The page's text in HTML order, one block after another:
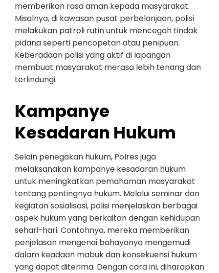
memberikan rasa aman kepada masyarakat.
Misalnya, di kawasan pusat perbelanjaan, polisi
melakukan patroli rutin untuk mencegah tindak
pidana seperti pencopetan atau penipuan.
Keberadaan polisi yang aktif di lapangan
membuat masyarakat merasa lebih tenang dan
terlindungi.
Kampanye
Kesadaran Hukum
Selain penegakan hukum, Polres juga
melaksanakan kampanye kesadaran hukum
untuk meningkatkan pemahaman masyarakat
tentang pentingnya hukum. Melalui seminar dan
kegiatan sosialisasi, polisi menjelaskan berbagai
aspek hukum yang berkaitan dengan kehidupan
sehari-hari. Contohnya, mereka memberikan
penjelasan mengenai bahayanya mengemudi
dalam keadaan mabuk dan konsekuensi hukum
yang dapat diterima. Dengan cara ini, diharapkan